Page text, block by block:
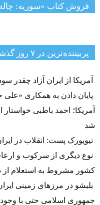
فروش کتاب «سوریه:
پربیننده‌ترین‌ در ۷ روز گذشته
آمریکا از ایران آزاد چقدر
پایان دادن به همکاری
آمریکا؛ احمد باطبی
شد
نیویورک پست: انقلاب در
نوع دیگری از سرکوب و
کشور مشروط به استعلام از
بلبشو در مرزهای زمینی
جمهوری اسلامی حتی با